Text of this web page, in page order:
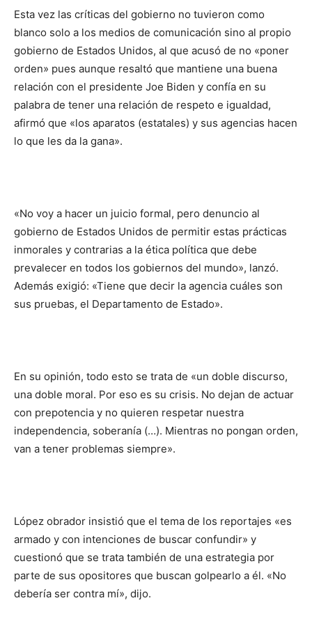
Esta vez las críticas del gobierno no tuvieron como
blanco solo a los medios de comunicación sino al propio
gobierno de Estados Unidos, al que acusó de no «poner
orden» pues aunque resaltó que mantiene una buena
relación con el presidente Joe Biden y confía en su
palabra de tener una relación de respeto e igualdad,
afirmó que «los aparatos (estatales) y sus agencias hacen
lo que les da la gana».
«No voy a hacer un juicio formal, pero denuncio al
gobierno de Estados Unidos de permitir estas prácticas
inmorales y contrarias a la ética política que debe
prevalecer en todos los gobiernos del mundo», lanzó.
Además exigió: «Tiene que decir la agencia cuáles son
sus pruebas, el Departamento de Estado».
En su opinión, todo esto se trata de «un doble discurso,
una doble moral. Por eso es su crisis. No dejan de actuar
con prepotencia y no quieren respetar nuestra
independencia, soberanía (…). Mientras no pongan orden,
van a tener problemas siempre».
López obrador insistió que el tema de los reportajes «es
armado y con intenciones de buscar confundir» y
cuestionó que se trata también de una estrategia por
parte de sus opositores que buscan golpearlo a él. «No
debería ser contra mí», dijo.